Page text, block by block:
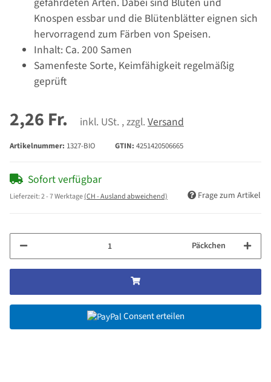
Knospen essbar und die Blütenblätter eignen sich
hervorragend zum Färben von Speisen.
Inhalt: Ca. 200 Samen
Samenfeste Sorte, Keimfähigkeit regelmäßig
geprüft
2,26 Fr. inkl. USt. , zzgl. Versand
Artikelnummer: 1327-BIO GTIN: 4251420506665
Sofort verfügbar
Lieferzeit:2 - 7 Werktage(CH - Ausland abweichend) Frage zum Artikel
Päckchen
Consent erteilen